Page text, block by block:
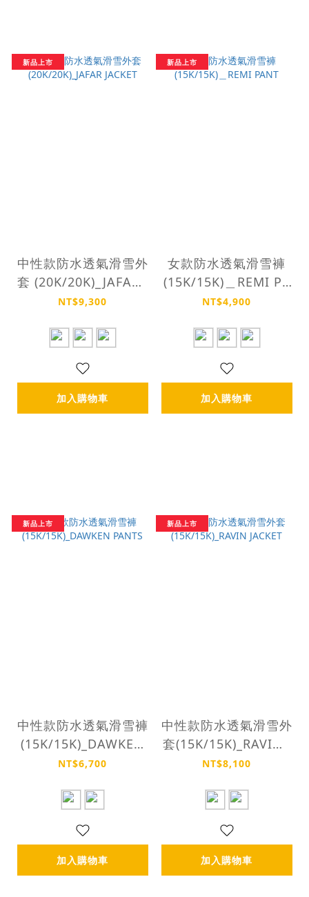
新品上市
中性款防水透氣滑雪外
套 (20K/20K)_JAFAR J
ACKET
NT$9,300
加入購物車
新品上市
女款防水透氣滑雪褲
(15K/15K)＿REMI PA
NT
NT$4,900
加入購物車
新品上市
中性款防水透氣滑雪褲
(15K/15K)_DAWKEN
PANTS
NT$6,700
加入購物車
新品上市
中性款防水透氣滑雪外
套(15K/15K)_RAVIN J
ACKET
NT$8,100
加入購物車